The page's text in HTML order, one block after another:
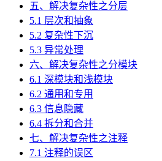
五、解决复杂性之分层
5.1 层次和抽象
5.2 复杂性下沉
5.3 异常处理
六、解决复杂性之分模块
6.1 深模块和浅模块
6.2 通用和专用
6.3 信息隐藏
6.4 拆分和合并
七、解决复杂性之注释
7.1 注释的误区